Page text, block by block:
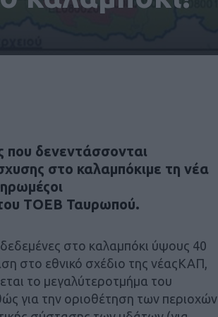
που δενεντάσσονται
στο καλαμπόκιμε τη νέα
ΤΟΕΒ Ταυρωπού.
στο καλαμπόκι ύψους 40
στο εθνικό σχέδιο της νέαςΚΑΠ,
το μεγαλύτεροτμήμα του
για την οριοθέτηση των περιοχών